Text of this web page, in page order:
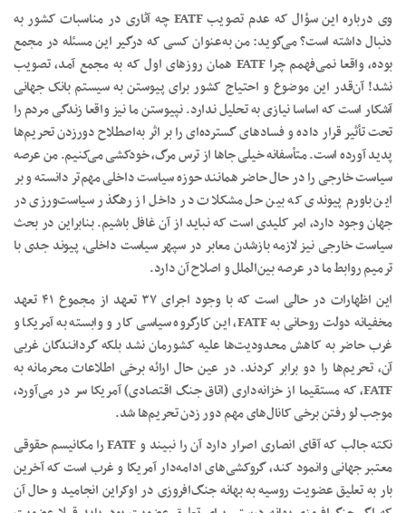
وی درباره این سؤال که عدم تصویب FATF چه آثاری در مناسبات کشور به
دنبال داشته است؟ می‌گوید: من به‌عنوان کسی که درگیر این مسئله در مجمع
بوده، واقعا نمی‌فهمم‌ چرا FATF همان روزهای اول که به مجمع آمد، تصویب
نشد! آن‌قدر این موضوع و احتیاج کشور برای پیوستن به سیستم بانک جهانی
آشکار است که اساسا نیازی به تحلیل ندارد. نپیوستن ما نیز واقعا زندگی مردم را
تحت تأثیر قرار داده و فسادهای گسترده‌ای را بر اثر به‌اصطلاح دور‌زدن تحریم‌ها
پدید آورده است. متأسفانه خیلی جاها از ترس مرگ، خودکشی می‌کنیم. من عرصه
سیاست خارجی را در حال حاضر همانند حوزه سیاست داخلی مهم‌تر دانسته و بر
این باورم‌ پیوندی که بین حل مشکلات در داخل از رهگذر سیاست‌ورزی در
جهان وجود دارد، امر کلیدی است که نباید از آن غافل باشیم. بنابراین در بحث
سیاست خارجی نیز لازمه باز‌شدن معابر در سپهر سیاست داخلی، پیوند جدی با
ترمیم روابط ما در عرصه بین‌الملل و اصلاح آن دارد.
این اظهارات در حالی است که با وجود اجرای ۳۷ تعهد از مجموع ۴۱ تعهد
مخفیانه دولت روحانی به FATF، این کارگروه سیاسی کار و وابسته به آمریکا و
غرب حاضر به کاهش محدودیت‌ها علیه کشورمان نشد بلکه گردانندگان غربی
آن، تحریم‌ها را دو برابر کردند. در عین حال ارائه برخی اطلاعات محرمانه به
FATF، که مستقیما از خزانه‌داری (اتاق جنگ اقتصادی) آمریکا سر در می‌آورد،
موجب لو رفتن برخی کانال‌های مهم دور زدن تحریم‌ها شد.
نکته جالب که آقای انصاری اصرار دارد آن را نبیند و FATF را مکانیسم حقوقی
معتبر جهانی وانمود کند، گروکشی‌های ادامه‌دار آمریکا و غرب است که آخرین
بار به تعلیق عضویت روسیه به بهانه جنگ‌افروزی در اوکراین انجامید و حال آن